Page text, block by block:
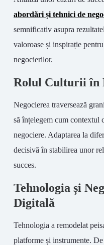
abordări și tehnici de
semnificativ asupra
valoroase și inspirație
negocierilor.
Rolul Culturii în
Negocierea traversează
să înțelegem cum contextul
negociere. Adaptarea la
decisivă în stabilirea unor
succes.
Tehnologia și
Digitală
Tehnologia a remodelat
platforme și instrumente.